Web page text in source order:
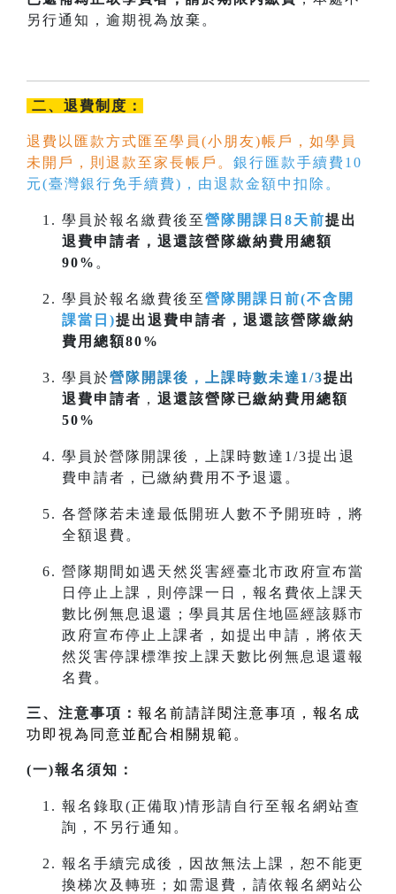
另行通知，逾期視為放棄。
二、退費制度：
退費以匯款方式匯至學員(小朋友)帳戶，如學員
未開戶，則退款至家長帳戶。 銀行匯款手續費10
元(臺灣銀行免手續費)，由退款金額中扣除。
學員於報名繳費後至營隊開課日8天前提出
退費申請者，退還該營隊繳納費用總額
90% 。
學員於報名繳費後至營隊開課日前(不含開
課當日)提出退費申請者，退還該營隊繳納
費用總額80%
學員於營隊開課後，上課時數未達1/3提出
退費申請者 ， 退還該營隊已繳納費用總額
50%
學員於營隊開課後，上課時數達1/3提出退
費申請者，已繳納費用不予退還。
各營隊若未達最低開班人數不予開班時，將
全額退費。
營隊期間如遇天然災害經臺北市政府宣布當
日停止上課，則停課一日，報名費依上課天
數比例無息退還；學員其居住地區經該縣市
政府宣布停止上課者，如提出申請，將依天
然災害停課標準按上課天數比例無息退還報
名費。
三、注意事項： 報名前請詳閱注意事項，報名成
功即視為同意並配合相關規範。
(一)報名須知：
報名錄取(正備取)情形請自行至報名網站查
詢，不另行通知。
報名手續完成後，因故無法上課，恕不能更
換梯次及轉班；如需退費，請依報名網站公